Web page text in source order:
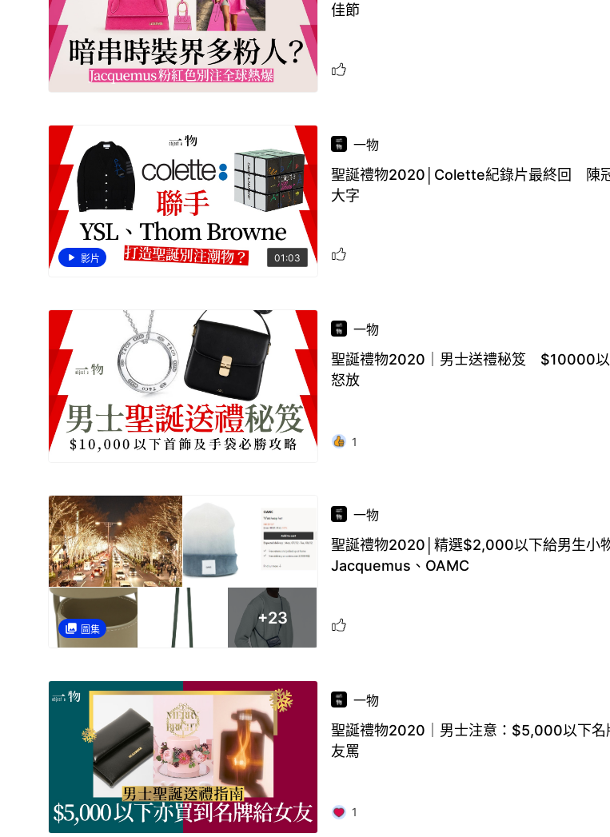
佳節
影片 01:03
一物
聖誕禮物2020│Colette紀錄片最終回 陳
大字
一物
聖誕禮物2020｜男士送禮秘笈 $10000
怒放
1
+23
圖集
一物
聖誕禮物2020│精選$2,000以下給男生小
Jacquemus、OAMC
一物
聖誕禮物2020｜男士注意：$5,000以下
友罵
1